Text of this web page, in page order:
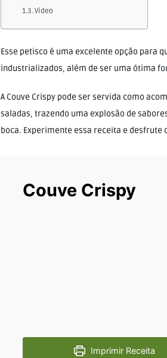
Vídeo
Esse petisco é uma excelente opção para
industrializados, além de ser uma ótima
A Couve Crispy pode ser servida como
saladas, trazendo uma explosão de
boca. Experimente essa receita e
Couve Crispy
Imprimir Receita